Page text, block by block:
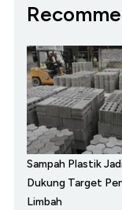
Sampah Plastik
Dukung Target
Limbah